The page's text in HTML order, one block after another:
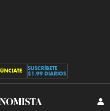
SUSCRÍBETE
$1.99 DIARIOS